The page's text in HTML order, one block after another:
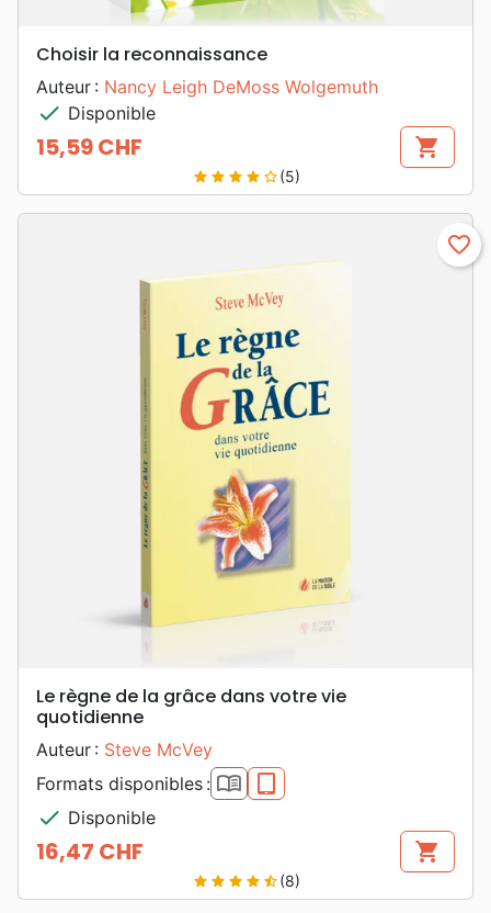
Choisir la reconnaissance
Auteur : Nancy Leigh DeMoss Wolgemuth
check Disponible
Prix
15,59 CHF shopping_cart
star star star star star_border(5)
favorite_border
Le règne de la grâce dans votre vie
quotidienne
Auteur : Steve McVey
Formats disponibles : book_open
epub
check Disponible
Prix
16,47 CHF shopping_cart
star star star star star_half(8)